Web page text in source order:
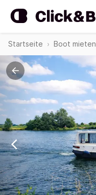
Startseite Boot mieten